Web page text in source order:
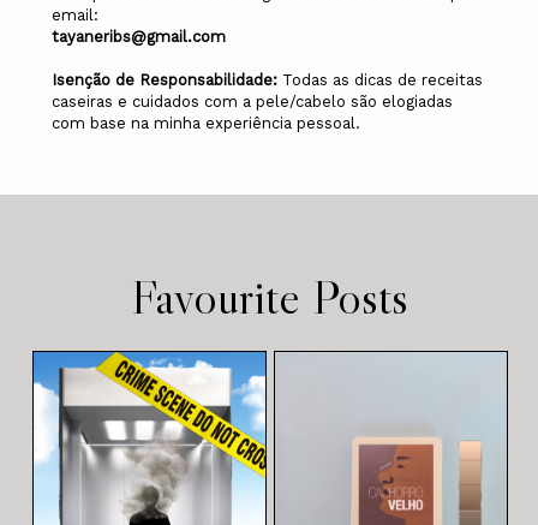
email:
tayaneribs@gmail.com
Isenção de Responsabilidade: Todas as dicas de receitas
caseiras e cuidados com a pele/cabelo são elogiadas
com base na minha experiência pessoal.
Favourite Posts